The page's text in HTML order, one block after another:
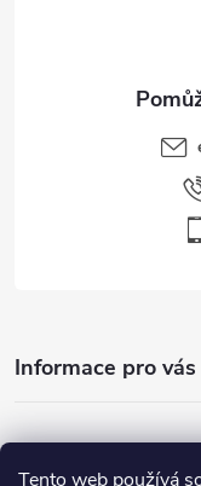
Tento web používá
Informace pro vás
Nejhledanější